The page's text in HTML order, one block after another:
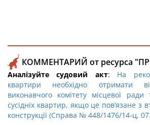
КОММЕНТАРИЙ от ресурса
Аналізуйте судовий акт: На
квартири необхідно отримати
виконавчого комітету місцевої ради
сусідніх квартир, якщо це пов’язане з
конструкції (Справа № 448/1476/14-ц,